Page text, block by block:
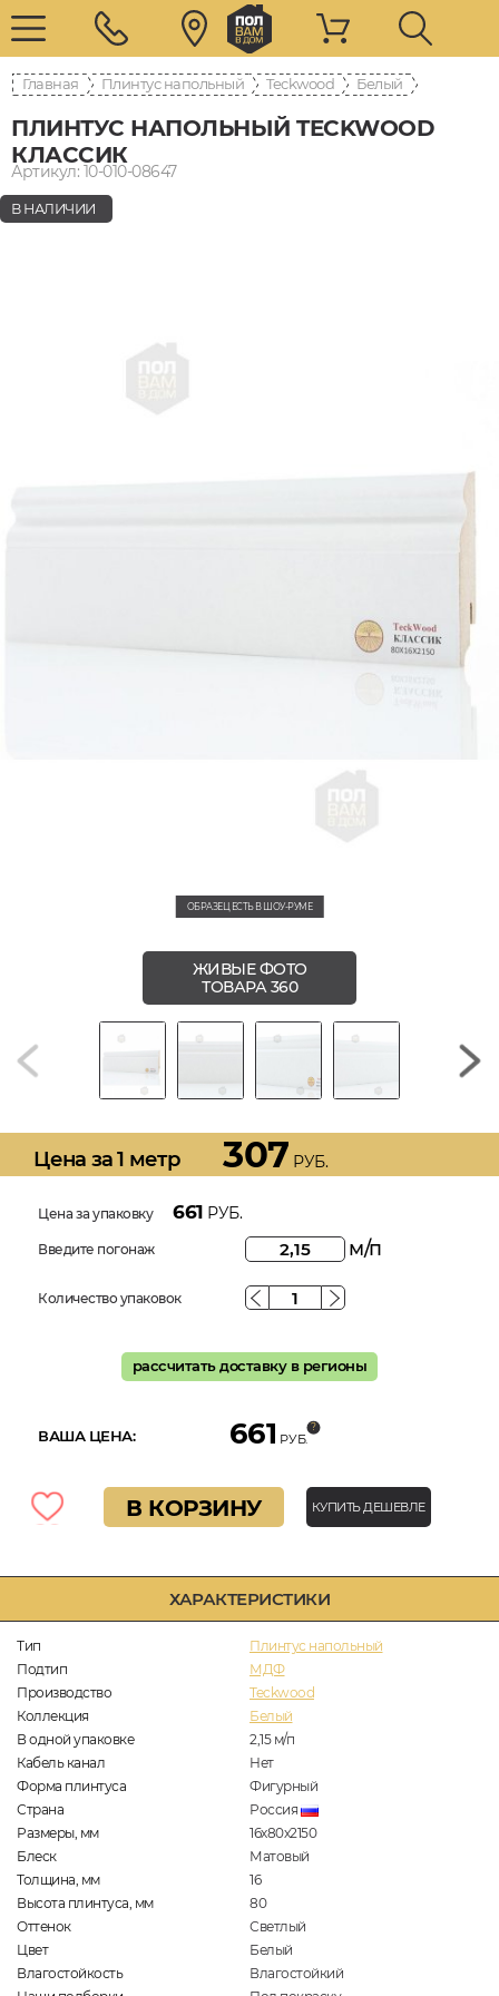
Главная Плинтус напольный Teckwood Белый
ПЛИНТУС НАПОЛЬНЫЙ TECKWOOD
КЛАССИК
Артикул: 10-010-08647
ХАРАКТЕРИСТИКИ
Тип
Плинтус напольный
Подтип
МДФ
Производство
Teckwood
Коллекция
Белый
В одной упаковке
2,15 м/п
Кабель канал
Нет
Форма плинтуса
Фигурный
Страна
Россия
Размеры, мм
16х80х2150
Блеск
Матовый
Толщина, мм
16
Высота плинтуса, мм
80
Оттенок
Светлый
Цвет
Белый
Влагостойкость
Влагостойкий
В НАЛИЧИИ
ОБРАЗЕЦ ЕСТЬ В ШОУ-РУМЕ
ЖИВЫЕ ФОТО
ТОВАРА 360
Цена за 1 метр 307 РУБ.
Цена за упаковку 661 РУБ.
Введите погонаж м/п
Количество упаковок
рассчитать доставку в регионы
ВАША ЦЕНА: 661 РУБ.
В КОРЗИНУ КУПИТЬ ДЕШЕВЛЕ